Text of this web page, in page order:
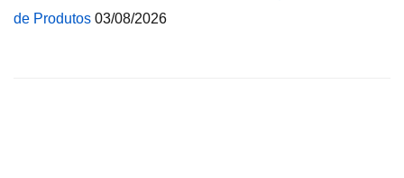
de Produtos 03/08/2026